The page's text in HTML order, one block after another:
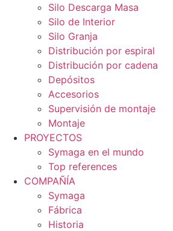
Silo Descarga Masa
Silo de Interior
Silo Granja
Distribución por espiral
Distribución por cadena
Depósitos
Accesorios
Supervisión de montaje
Montaje
PROYECTOS
Symaga en el mundo
Top references
COMPAÑÍA
Symaga
Fábrica
Historia